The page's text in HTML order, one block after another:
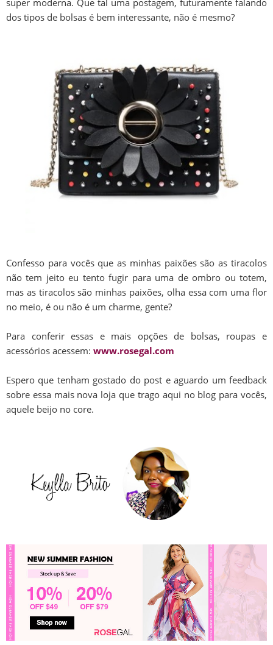
super moderna. Que tal uma postagem, futuramente falando
dos tipos de bolsas é bem interessante, não é mesmo?
Confesso para vocês que as minhas paixões são as tiracolos
não tem jeito eu tento fugir para uma de ombro ou totem,
mas as tiracolos são minhas paixões, olha essa com uma flor
no meio, é ou não é um charme, gente?
Para conferir essas e mais opções de bolsas, roupas e
acessórios acessem: www.rosegal.com
Espero que tenham gostado do post e aguardo um feedback
sobre essa mais nova loja que trago aqui no blog para vocês,
aquele beijo no core.